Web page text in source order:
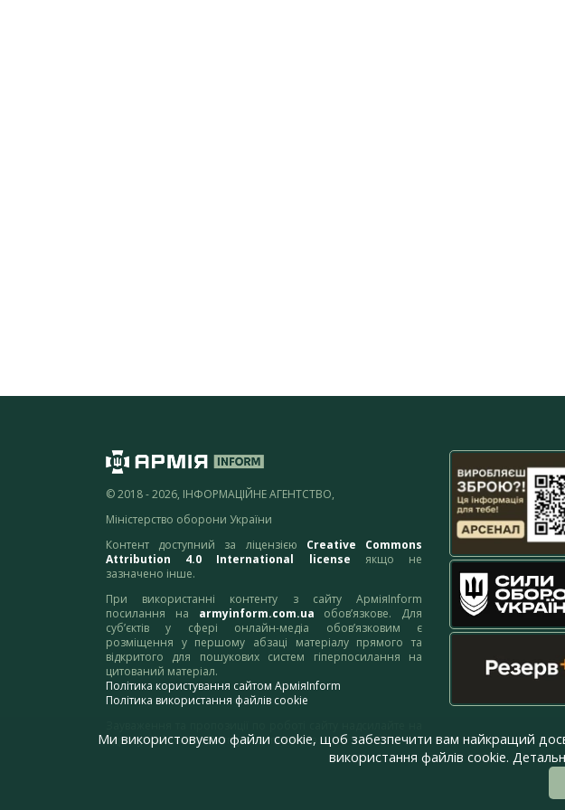
© 2018 - 2026, ІНФОРМАЦІЙНЕ АГЕНТСТВО,
Міністерство оборони України
Контент доступний за ліцензією Creative Commons
Attribution 4.0 International license якщо не
зазначено інше.
При використанні контенту з сайту АрміяInform
посилання на armyinform.com.ua обов’язкове. Для
суб’єктів у сфері онлайн-медіа обов’язковим є
розміщення у першому абзаці матеріалу прямого та
відкритого для пошукових систем гіперпосилання на
цитований матеріал.
Політика користування сайтом АрміяInform
Політика використання файлів cookie
адресу:webmaster@armyinform.com.ua
Ми використовуємо файли cookie, щоб забезпечити вам найкращий
використання файлів cookie.